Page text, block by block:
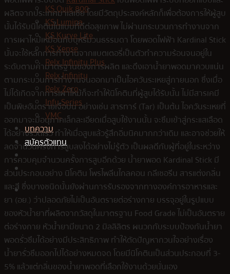
KS Quik 800
KS Lumina
KS Kurve Lite
KS Xense
Relx Infinity Plus
Relx Infinity
Relx Zero
Infy Series
VMC
บทความ
สมัครตัวแทน
ผลิตจากประเทศมาเลเซีย โดยมีวัตถุประสงค์หลักก็เพื่อต้องการให้ผู้สูบ
นั้นได้รับนิโคตินในแบบที่ดีต่อสุขภาพ ไม่ผ่านกระบวนการทำงานจาก
การเผาไหม้เหมือนกับบุหรี่มวนธรรมดา โดยพอดไฟฟ้า Kardinal Stick
นั้นจะใช้หลักการทำงานจากแบตเตอรี่เป็นตัวทำความร้อนจนอยู่ใน
ระดับตามค่ามาตรฐานของการผลิต และดึงเอาน้ำยาพอดมาควบแน่น
ตามกระบวนการทำงานจนออกมาเป็นไอควันระเหยสู่ภายนอก ซึ่งเมื่อ
ไม่ได้เกิดจากการเผาไหม้ก็จะทำให้นิโคตินที่ผู้สูบได้รับนั้น ไม่มีสารเคมี
เป็นพิษอันตรายเจือปน อย่างเช่น สารทาร์ (Tar) เป็นต้น ไอควันระเหยที่
ออกมาจะมีอนุภาคเล็กละเอียดเมื่อสูบใช้งานนั้น จะซึมเข้าสู่กระแสเลือด
ได้อย่างรวดเร็ว ทำให้เมื่อสูบแล้วรู้สึกอิ่มนิคมากกว่าเดิม และอาจช่วยให้
ลดจำนวนครั้งการสูบลงได้อย่างไม่รู้ตัว เป็นผลดีกับผู้ที่อยู่ในระหว่าง
การควบคุมจำนวนครั้งการสูบอีกด้วย น้ำยาพอด Kardinal Stick มี
ส่วนประกอบอย่าง นิโคติน โพรไพลีนไกลคอน กลีเซอรีน สารแต่งกลิ่น
และสี ซึ่งบางชนิดนั้นยังผ่านการรับรองจากทางองค์การอาหารและ
ยา (อย.) ว่าปลอดภัยไม่เป็นอันตรายต่อร่างกาย บรรจุอยู่ในรูปแบบ
ของหัวน้ำยาที่ผลิตจากวัสดุในมาตรฐาน Food Grade ไม่เป็นอันตราย
ต่อร่างกาย หัวน้ำยามีขนาด 2 มิลลิลิตร ผนวกกับระบบป้องกันน้ำยา
พอดรั่วซึมได้อย่างมีประสิทธิภาพ ทำให้ตัดปัญหากวนใจอย่างเรื่อง
น้ำยารั่วซึมออกไปได้อย่างหมดจด โดยมีนิโคตินเป็นส่วนประกอบที่ 3-
5% แล้วแต่กลิ่นของน้ำยาพอดที่เลือกใช้งานด้วยนั่นเอง